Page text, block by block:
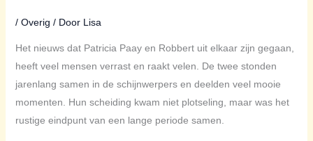
/ Overig / Door Lisa
Het nieuws dat Patricia Paay en Robbert uit elkaar zijn gegaan,
heeft veel mensen verrast en raakt velen. De twee stonden
jarenlang samen in de schijnwerpers en deelden veel mooie
momenten. Hun scheiding kwam niet plotseling, maar was het
rustige eindpunt van een lange periode samen.